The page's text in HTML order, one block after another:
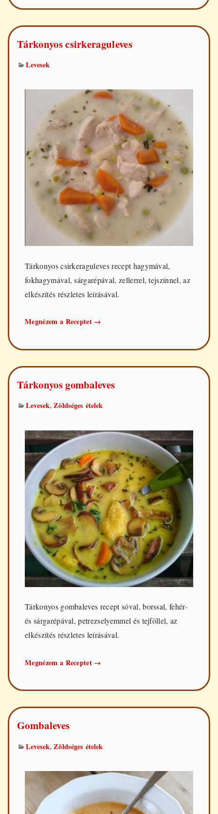
Tárkonyos csirkeraguleves
Levesek
Tárkonyos csirkeraguleves recept hagymával,
fokhagymával, sárgarépával, zellerrel, tejszínnel, az
elkészítés részletes leírásával.
Megnézem a Receptet Tárkonyos
→
Tárkonyos gombaleves
Levesek,Zöldséges ételek
Tárkonyos gombaleves recept sóval, borssal, fehér-
és sárgarépával, petrezselyemmel és tejföllel, az
elkészítés részletes leírásával.
Megnézem a Receptet Tárkonyos
→
Gombaleves
Levesek,Zöldséges ételek